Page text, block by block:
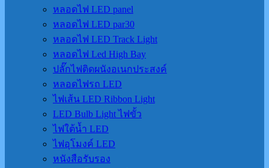
หลอดไฟ LED panel
หลอดไฟ LED par30
หลอดไฟ LED Track Light
หลอดไฟ Led High Bay
ปลั๊กไฟติดผนังอเนกประสงค์
หลอดไฟรถ LED
ไฟเส้น LED Ribbon Light
LED Bulb Light ไฟขั้ว
ไฟใต้น้ำ LED
ไฟอุโมงค์ LED
หนังสือรับรอง